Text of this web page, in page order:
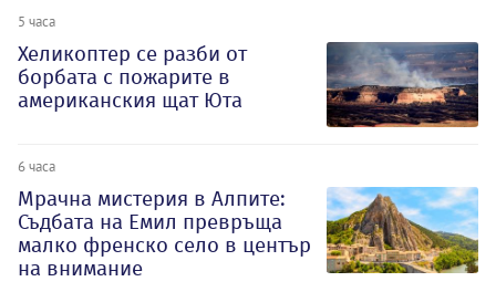
5 часа
Хеликоптер се разби от
борбата с пожарите в
американския щат Юта
6 часа
Мрачна мистерия в Алпите:
Съдбата на Емил превръща
малко френско село в център
на внимание